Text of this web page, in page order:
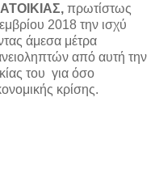
πρωτίστως
2018 την ισχύ
άμεσα μέτρα
από αυτή την
του για όσο
κρίσης.